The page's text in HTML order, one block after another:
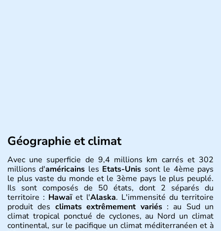
Géographie et climat
Avec une superficie de 9,4 millions km carrés et 302
millions d'américains les Etats-Unis sont le 4ème pays
le plus vaste du monde et le 3ème pays le plus peuplé.
Ils sont composés de 50 états, dont 2 séparés du
territoire : Hawaïet l'Alaska. L'immensité du territoire
produit des climats extrêmement variés: au Sud un
climat tropical ponctué de cyclones, au Nord un climat
continental, sur le pacifique un climat méditerranéen et à